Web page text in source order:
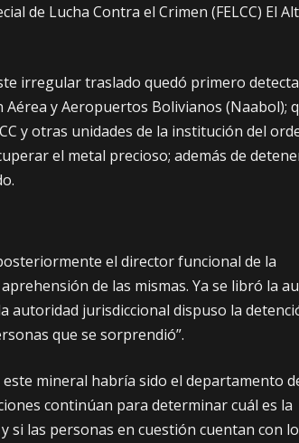
de Lucha Contra el Crimen (FELCC) El
irregular traslado quedó primero
y Aeropuertos Bolivianos (Naabol);
y otras unidades de la institución del
el metal precioso; además de
el director funcional de la
de las mismas. Ya se libró la
autoridad jurisdiccional dispuso la
que se sorprendió”.
este mineral habría sido el departamento
continúan para determinar cuál es la
si las personas en cuestión cuentan con